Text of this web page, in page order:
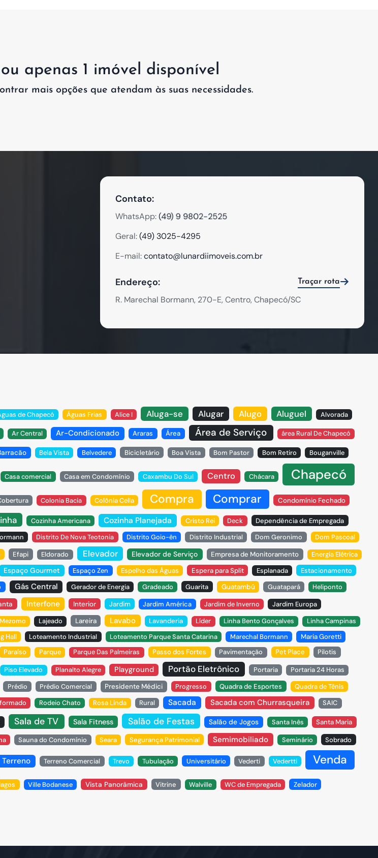
apenas 1 imóvel disponível
mais opções que atendam às suas necessidades.
Contato:
WhatsApp:(49) 9 9802-2525
Geral:(49) 3025-4295
E-mail:contato@lunardiimoveis.com.br
Endereço: Traçar rota
R. Marechal Bormann, 270-E, Centro, Chapecó/SC
de Chapecó Águas Frias Alice I Aluga-se Alugar Alugo Aluguel Alvorada
Ar Central Ar-Condicionado Araras Área Área de Serviço área Rural De Chapecó
Bela Vista Belvedere Bicicletário Boa Vista Bom Pastor Bom Retiro Bouganville
Casa comercial Casa em Condomínio Caxambu Do Sul Centro Chácara Chapecó
Colonia Bacia Colônia Cella Compra Comprar Condomínio Fechado
Cozinha Americana Cozinha Planejada Cristo Rei Deck
Dependência de Empregada
Distrito De Nova Teotonia Distrito Goio-ên Distrito Industrial Dom Geronimo Dom Pascoal
Efapi Eldorado Elevador Elevador de Serviço Empresa de Monitoramento
Energia Elétrica
Espaço Gourmet Espaço Zen Espelho das Águas Espera para Split Esplanada
Estacionamento
Gás Central Gerador de Energia Gradeado Guarita Guatambú Guatapará
Heliponto
Interfone Interior Jardim Jardim América Jardim de Inverno
Jardim Europa
Lajeado Lareira Lavabo Lavanderia Líder Linha Bento Gonçalves
Linha Campinas
Hall Loteamento Industrial Loteamento Parque Santa Catarina Marechal Bormann Maria Goretti
Paraíso Parque Parque Das Palmeiras Passo dos Fortes Pavimentação Pet Place Pilotis
Piso Elevado Planalto Alegre Playground Portão Eletrônico Portaria
Portaria 24 Horas
Prédio Prédio Comercial Presidente Médici Progresso Quadra de Esportes
Quadra de Tênis
Rodeio Chato Rosa Linda Rural Sacada Sacada com Churrasqueira SAIC
Sala de TV Sala Fitness Salão de Festas Salão de Jogos Santa Inês Santa Maria
Sauna do Condomínio Seara Segurança Patrimonial Semimobiliado Seminário Sobrado
Terreno Terreno Comercial Trevo Tubulação Universitário Vederti Vedertti
Venda
Ville Bodanese Vista Panorâmica Vitrine Walville WC de Empregada Zelador